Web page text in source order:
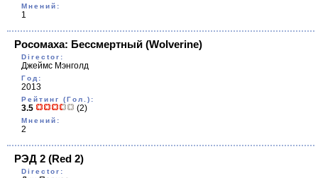
Мнений:
1
Росомаха: Бессмертный (Wolverine)
Director:
Джеймс Мэнголд
Год:
2013
Рейтинг (Гол.):
3.5 (2)
Мнений:
2
РЭД 2 (Red 2)
Director: